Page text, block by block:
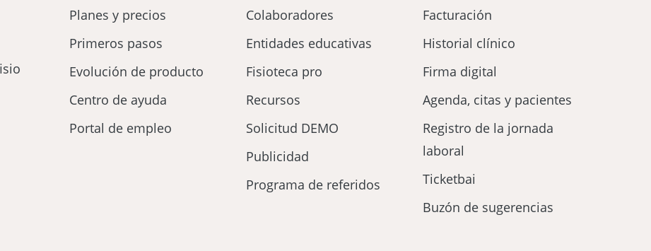
Planes y precios
Primeros pasos
Evolución de producto
Centro de ayuda
Portal de empleo
Colaboradores
Entidades educativas
Fisioteca pro
Recursos
Solicitud DEMO
Publicidad
Programa de referidos
Facturación
Historial clínico
Firma digital
Agenda, citas y pacientes
Registro de la jornada
laboral
Ticketbai
Buzón de sugerencias